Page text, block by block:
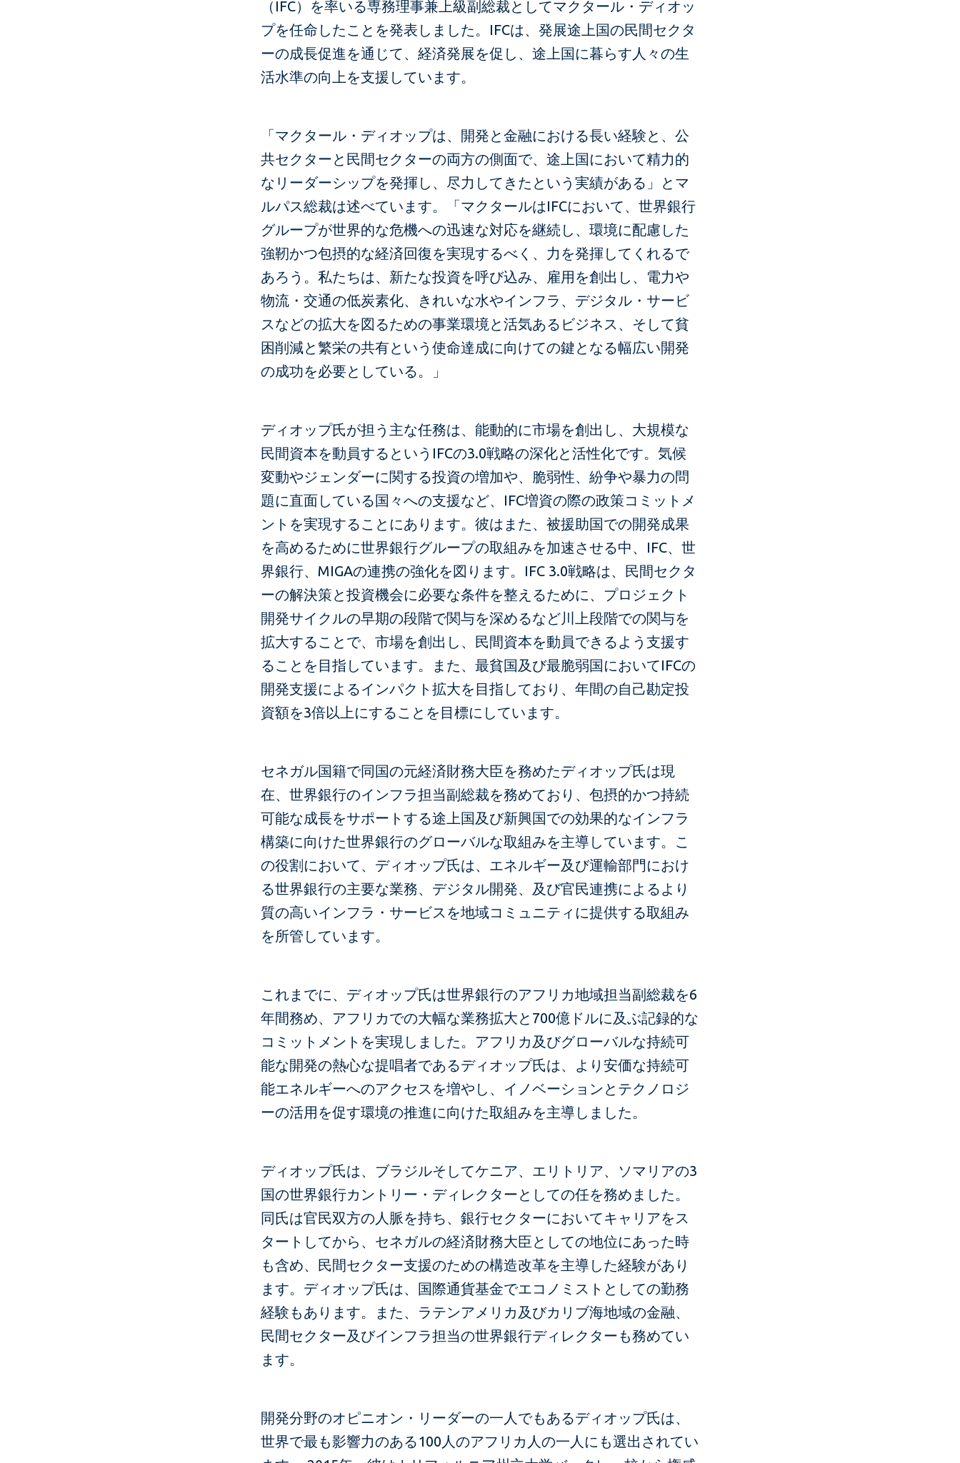
（IFC）を率いる専務理事兼上級副総裁としてマクタール・ディオッ
プを任命したことを発表しました。IFCは、発展途上国の民間セクタ
ーの成長促進を通じて、経済発展を促し、途上国に暮らす人々の生
活水準の向上を支援しています。
「マクタール・ディオップは、開発と金融における長い経験と、公
共セクターと民間セクターの両方の側面で、途上国において精力的
なリーダーシップを発揮し、尽力してきたという実績がある」とマ
ルパス総裁は述べています。「マクタールはIFCにおいて、世界銀行
グループが世界的な危機への迅速な対応を継続し、環境に配慮した
強靭かつ包摂的な経済回復を実現するべく、力を発揮してくれるで
あろう。私たちは、新たな投資を呼び込み、雇用を創出し、電力や
物流・交通の低炭素化、きれいな水やインフラ、デジタル・サービ
スなどの拡大を図るための事業環境と活気あるビジネス、そして貧
困削減と繁栄の共有という使命達成に向けての鍵となる幅広い開発
の成功を必要としている。」
ディオップ氏が担う主な任務は、能動的に市場を創出し、大規模な
民間資本を動員するというIFCの3.0戦略の深化と活性化です。気候
変動やジェンダーに関する投資の増加や、脆弱性、紛争や暴力の問
題に直面している国々への支援など、IFC増資の際の政策コミットメ
ントを実現することにあります。彼はまた、被援助国での開発成果
を高めるために世界銀行グループの取組みを加速させる中、IFC、世
界銀行、MIGAの連携の強化を図ります。IFC 3.0戦略は、民間セクタ
ーの解決策と投資機会に必要な条件を整えるために、プロジェクト
開発サイクルの早期の段階で関与を深めるなど川上段階での関与を
拡大することで、市場を創出し、民間資本を動員できるよう支援す
ることを目指しています。また、最貧国及び最脆弱国においてIFCの
開発支援によるインパクト拡大を目指しており、年間の自己勘定投
資額を3倍以上にすることを目標にしています。
セネガル国籍で同国の元経済財務大臣を務めたディオップ氏は現
在、世界銀行のインフラ担当副総裁を務めており、包摂的かつ持続
可能な成長をサポートする途上国及び新興国での効果的なインフラ
構築に向けた世界銀行のグローバルな取組みを主導しています。こ
の役割において、ディオップ氏は、エネルギー及び運輸部門におけ
る世界銀行の主要な業務、デジタル開発、及び官民連携によるより
質の高いインフラ・サービスを地域コミュニティに提供する取組み
を所管しています。
これまでに、ディオップ氏は世界銀行のアフリカ地域担当副総裁を6
年間務め、アフリカでの大幅な業務拡大と700億ドルに及ぶ記録的な
コミットメントを実現しました。アフリカ及びグローバルな持続可
能な開発の熱心な提唱者であるディオップ氏は、より安価な持続可
能エネルギーへのアクセスを増やし、イノベーションとテクノロジ
ーの活用を促す環境の推進に向けた取組みを主導しました。
ディオップ氏は、ブラジルそしてケニア、エリトリア、ソマリアの3
国の世界銀行カントリー・ディレクターとしての任を務めました。
同氏は官民双方の人脈を持ち、銀行セクターにおいてキャリアをス
タートしてから、セネガルの経済財務大臣としての地位にあった時
も含め、民間セクター支援のための構造改革を主導した経験があり
ます。ディオップ氏は、国際通貨基金でエコノミストとしての勤務
経験もあります。また、ラテンアメリカ及びカリブ海地域の金融、
民間セクター及びインフラ担当の世界銀行ディレクターも務めてい
ます。
開発分野のオピニオン・リーダーの一人でもあるディオップ氏は、
世界で最も影響力のある100人のアフリカ人の一人にも選出されてい